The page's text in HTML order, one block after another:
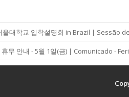
울대학교 입학설명회 in Brazil | Sessão
휴무 안내 - 5월 1일(금) | Comunicado -